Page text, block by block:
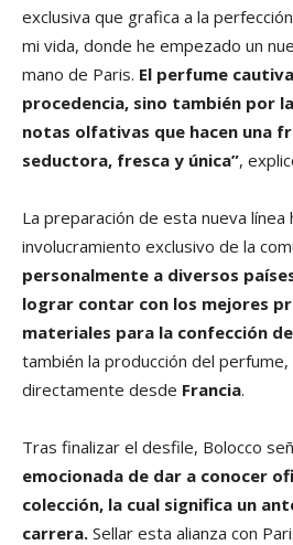
exclusiva que grafica a la
mi vida, donde he empezado un
mano de Paris. El perfume
procedencia, sino también por
notas olfativas que hacen una
seductora, fresca y única”,
La preparación de esta nueva línea
involucramiento exclusivo de la
personalmente a diversos
lograr contar con los mejores
materiales para la confección
también la producción del perfume,
directamente desde Francia.
Tras finalizar el desfile, Bolocco
emocionada de dar a conocer
colección, la cual significa un
carrera. Sellar esta alianza con